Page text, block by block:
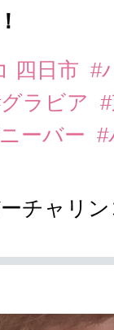
四日市 #
ラビア
ーバー #
チャリ